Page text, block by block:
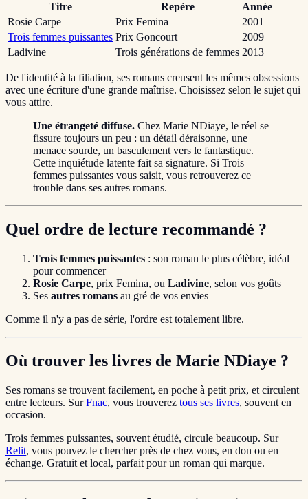
Titre Repère
Année
Rosie Carpe
Prix Femina
2001
Trois femmes puissantes Prix Goncourt
2009
Ladivine
Trois générations de femmes 2013
De l'identité à la filiation, ses romans creusent les mêmes obsessions
avec une écriture d'une grande maîtrise. Choisissez selon le sujet qui
vous attire.
Une étrangeté diffuse. Chez Marie NDiaye, le réel se
fissure toujours un peu : un détail déraisonne, une
menace sourde, un basculement vers le fantastique.
Cette inquiétude latente fait sa signature. Si Trois
femmes puissantes vous saisit, vous retrouverez ce
trouble dans ses autres romans.
Quel ordre de lecture recommandé ?
Trois femmes puissantes : son roman le plus célèbre, idéal
pour commencer
Rosie Carpe, prix Femina, ou Ladivine, selon vos goûts
Ses autres romans au gré de vos envies
Comme il n'y a pas de série, l'ordre est totalement libre.
Où trouver les livres de Marie NDiaye ?
Ses romans se trouvent facilement, en poche à petit prix, et circulent
entre lecteurs. SurFnac, vous trouverez tous ses livres, souvent en
occasion.
Trois femmes puissantes, souvent étudié, circule beaucoup. Sur
Relit, vous pouvez le chercher près de chez vous, en don ou en
échange. Gratuit et local, parfait pour un roman qui marque.